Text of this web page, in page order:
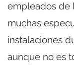
empleados de
muchas
instalaciones
aunque no es